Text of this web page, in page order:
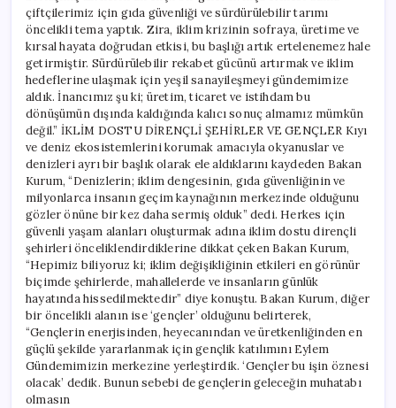
çiftçilerimiz için gıda güvenliği ve sürdürülebilir tarımı
öncelikli tema yaptık. Zira, iklim krizinin sofraya, üretime ve
kırsal hayata doğrudan etkisi, bu başlığı artık ertelenemez hale
getirmiştir. Sürdürülebilir rekabet gücünü artırmak ve iklim
hedeflerine ulaşmak için yeşil sanayileşmeyi gündemimize
aldık. İnancımız şu ki; üretim, ticaret ve istihdam bu
dönüşümün dışında kaldığında kalıcı sonuç almamız mümkün
değil.” İKLİM DOSTU DİRENÇLİ ŞEHİRLER VE GENÇLER Kıyı
ve deniz ekosistemlerini korumak amacıyla okyanuslar ve
denizleri ayrı bir başlık olarak ele aldıklarını kaydeden Bakan
Kurum, “Denizlerin; iklim dengesinin, gıda güvenliğinin ve
milyonlarca insanın geçim kaynağının merkezinde olduğunu
gözler önüne bir kez daha sermiş olduk” dedi. Herkes için
güvenli yaşam alanları oluşturmak adına iklim dostu dirençli
şehirleri önceliklendirdiklerine dikkat çeken Bakan Kurum,
“Hepimiz biliyoruz ki; iklim değişikliğinin etkileri en görünür
biçimde şehirlerde, mahallelerde ve insanların günlük
hayatında hissedilmektedir” diye konuştu. Bakan Kurum, diğer
bir öncelikli alanın ise ‘gençler’ olduğunu belirterek,
“Gençlerin enerjisinden, heyecanından ve üretkenliğinden en
güçlü şekilde yararlanmak için gençlik katılımını Eylem
Gündemimizin merkezine yerleştirdik. ‘Gençler bu işin öznesi
olacak’ dedik. Bunun sebebi de gençlerin geleceğin muhatabı
olmasın